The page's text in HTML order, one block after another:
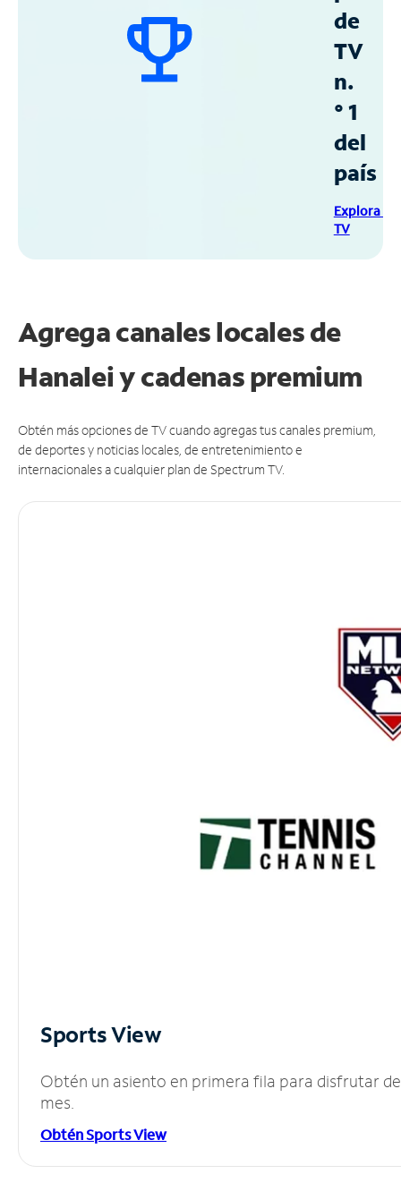
de
TV
n.
° 1
del
país
Explora
TV
Agrega canales locales de
Hanalei y cadenas premium
Obtén más opciones de TV cuando agregas tus canales premium,
de deportes y noticias locales, de entretenimiento e
internacionales a cualquier plan de Spectrum TV.
Sports View
Obtén un asiento en primera fila para disfrutar
mes.
Obtén Sports View